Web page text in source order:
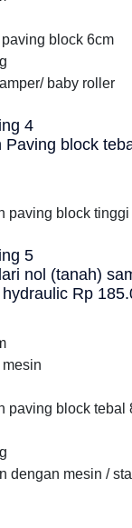
block 6cm
baby roller
4
Paving block
paving block tinggi
5
nol (tanah)
Rp
paving block tebal
dengan mesin /